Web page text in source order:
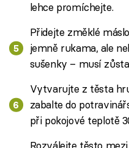
lehce promíchejte.
Přidejte změklé
jemně rukama, ale
sušenky – musí
Vytvarujte z těsta
zabalte do
při pokojové teplotě
Rozválejte těsto